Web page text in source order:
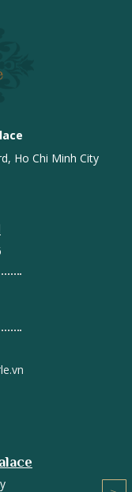
Ho Chi Minh City